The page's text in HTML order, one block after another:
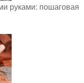
руками: пошаговая